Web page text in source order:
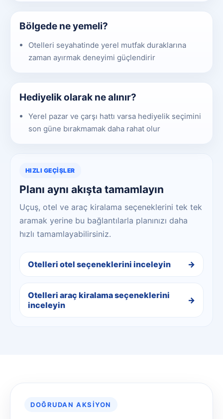
Bölgede ne yemeli?
Otelleri seyahatinde yerel mutfak duraklarına
zaman ayırmak deneyimi güçlendirir
Hediyelik olarak ne alınır?
Yerel pazar ve çarşı hattı varsa hediyelik seçimini
son güne bırakmamak daha rahat olur
HIZLI GEÇIŞLER
Planı aynı akışta tamamlayın
Uçuş, otel ve araç kiralama seçeneklerini tek tek
aramak yerine bu bağlantılarla planınızı daha
hızlı tamamlayabilirsiniz.
Otelleri otel seçeneklerini inceleyin
Otelleri araç kiralama seçeneklerini
inceleyin
DOĞRUDAN AKSIYON